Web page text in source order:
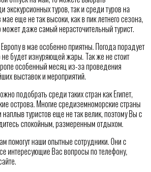
экскурсионных туров, так и среди туров на
еще не так высоки, как в пик летнего сезона,
может даже самый нерасточительный турист.
в мае особенно приятны. Погода порадует
будет изнуряющей жары. Так же не стоит
особенный месяц из-за проведения
выставок и мероприятий.
подобрать среди таких стран как Египет,
острова. Многие средиземноморские страны
туристов еще не так велик, поэтому Вы с
спокойным, размеренным отдыхом.
помогут наши опытные сотрудники. Они с
интересующие Вас вопросы по телефону,